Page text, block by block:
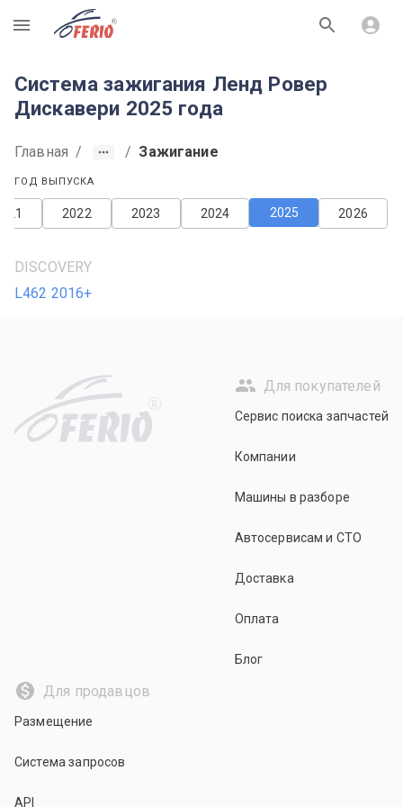
R
Система зажигания Ленд Ровер
Дискавери 2025 года
Главная / / Зажигание
ГОД ВЫПУСКА
2026
2025
2024
2023
2022
DISCOVERY
L462 2016+
R
Для покупателей
Сервис поиска запчастей
Компании
Машины в разборе
Автосервисам и СТО
Доставка
Оплата
Блог
Для продавцов
Размещение
Система запросов
API